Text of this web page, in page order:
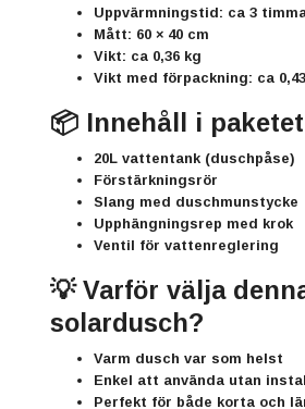
Uppvärmningstid: ca 3
Mått: 60 × 40 cm
Vikt: ca 0,36 kg
Vikt med förpackning: ca
📦 Innehåll i paketet
20L vattentank (duschpåse)
Förstärkningsrör
Slang med duschmunstycke
Upphängningsrep med krok
Ventil för vattenreglering
💡 Varför välja
solardusch?
Varm dusch var som helst
Enkel att använda utan
Perfekt för både korta och